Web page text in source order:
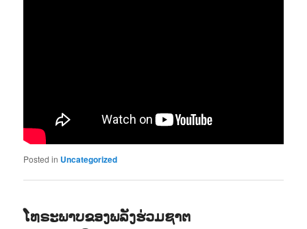
Posted in Uncategorized
ໂທຣະພາບຂອງພລັງຮ່ວມຊາຕ